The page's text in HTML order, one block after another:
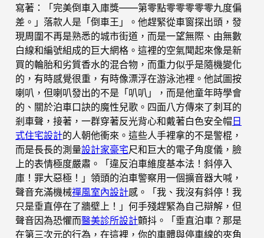
寫著：「完美倒車入庫獎——第零點零零零零零九度偏
差。」落款人是「倒車王」。他趕緊從車窗探出頭，發
現周圍不再是熟悉的城市街道，而是一望無際、由無數
白線和編號組成的巨大網格。這裡的空氣聞起來像是新
買的輪胎和劣質香水的混合物，而重力似乎是隨機變化
的，有時感覺很重，有時像漂浮在游泳池裡。他試圖按
喇叭，但喇叭發出的不是「叭叭」，而是他童年時學會
的、關於泊車口訣的魔性兒歌。四面八方傳來了刺耳的
剎車聲，接著，一群穿著反光背心和戴著白色安全帽日
式住宅設計的人朝他衝來。這些人手裡拿的不是警棍，
而是長長的測量設計家豪宅尺和巨大的電子角度儀，臉
上的表情極度嚴肅。「違反泊車維度基本法！斜停入
庫！罪大惡極！」領頭的泊車警察用一個擴音器大喊，
聲音充滿機械禪風室內設計感。「我、我沒有斜停！我
只是垂直停在了牆壁上！」何手殘趕緊為自己辯解，但
聲音因為恐懼而醫美診所設計顫抖。「垂直泊車？那是
在第三次元的行為，在這裡，你的車體與停車線的夾角